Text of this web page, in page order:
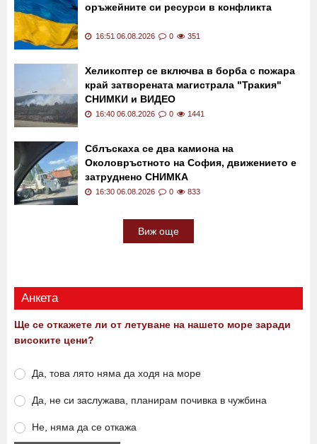
оръжейните си ресурси в конфликта
16:51 06.08.2026 0 351
Хеликоптер се включва в борба с пожара
край затворената магистрала "Тракия"
СНИМКИ и ВИДЕО
16:40 06.08.2026 0 1441
Сблъскаха се два камиона на
Околовръстното на София, движението е
затруднено СНИМКА
16:30 06.08.2026 0 833
Виж още
Анкета
Ще се откажете ли от летуване на нашето море заради
високите цени?
Да, това лято няма да ходя на море
Да, не си заслужава, планирам почивка в чужбина
Не, няма да се откажа